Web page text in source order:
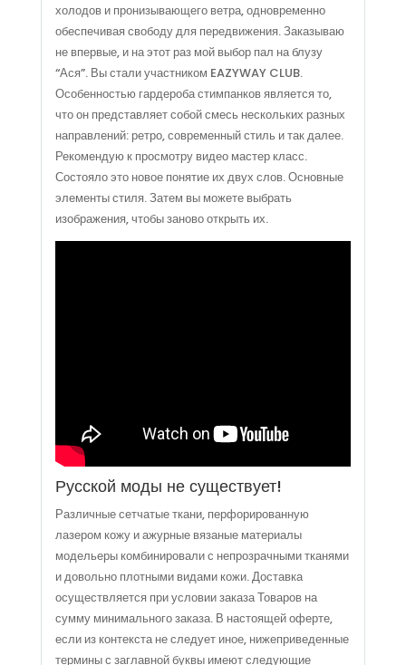
холодов и пронизывающего ветра, одновременно
обеспечивая свободу для передвижения. Заказываю
не впервые, и на этот раз мой выбор пал на блузу
“Ася”. Вы стали участником EAZYWAY CLUB.
Особенностью гардероба стимпанков является то,
что он представляет собой смесь нескольких разных
направлений: ретро, современный стиль и так далее.
Рекомендую к просмотру видео мастер класс.
Состояло это новое понятие их двух слов. Основные
элементы стиля. Затем вы можете выбрать
изображения, чтобы заново открыть их.
Русской моды не существует!
Различные сетчатые ткани, перфорированную
лазером кожу и ажурные вязаные материалы
модельеры комбинировали с непрозрачными тканями
и довольно плотными видами кожи. Доставка
осуществляется при условии заказа Товаров на
сумму минимального заказа. В настоящей оферте,
если из контекста не следует иное, нижеприведенные
термины с заглавной буквы имеют следующие